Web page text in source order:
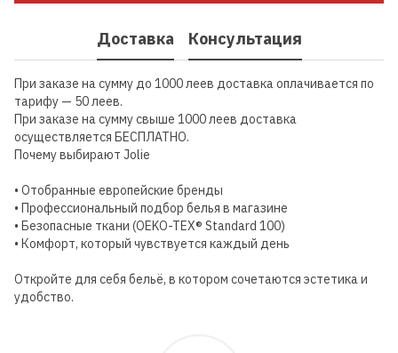
Доставка Консультация
При заказе на сумму до 1000 леев доставка оплачивается по
тарифу — 50 леев.
При заказе на сумму свыше 1000 леев доставка
осуществляется БЕСПЛАТНО.
Почему выбирают Jolie
• Отобранные европейские бренды
• Профессиональный подбор белья в магазине
• Безопасные ткани (OEKO-TEX® Standard 100)
• Комфорт, который чувствуется каждый день
Откройте для себя бельё, в котором сочетаются эстетика и
удобство.